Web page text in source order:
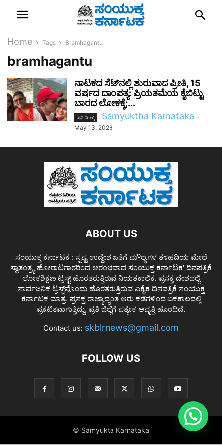
Home Tags Bramhagantu
bramhagantu
​ನಾಟಕದ ಸೆಟ್‌ನಲ್ಲಿ ಶುರುವಾದ ಪ್ರೀತಿ, 15
ವರ್ಷದ ದಾಂಪತ್ಯ: ಪ್ರಿಯತಮೆಯ ಕೈಬಿಟ್ಟು
ಬಾರದ ಲೋಕಕ್ಕೆ;...
ಸಿನಿ ಮಿಲ್ಸ್ Samyuktha Karnataka -
May 13, 2026
ABOUT US
ಸಂಯುಕ್ತ ಕರ್ನಾಟಕ : ಸ್ಪಷ್ಟ ಉದ್ದೇಶ ಜತೆಗೆ ಮೌಲ್ಯಗಳ ತಳಹದಿಯ ಮೇಲೆ
ಸ್ವಾತಂತ್ರ್ಯ ಹೋರಾಟಗಾರರಿಂದ ಆರಂಭವಾದ ಸಂಯುಕ್ತ ಕರ್ನಾಟಕ' ದಿನಪತ್ರಿಕೆ
ಲೋಕಶಿಕ್ಷಣ ಟ್ರಸ್ಟ್ ಹೊರತರುತ್ತಿರುವ ನಿಯತಕಾಲಿಕ. ಪ್ರಸಕ್ತ ದೇಶದಲ್ಲಿ
ಸಾರ್ವಜನಿಕ ಟ್ರಸ್ಟ್‌ವೊಂದು ಹೊರತರುತ್ತಿರುವ ಏಕೈಕ ದಿನಪತ್ರಿಕೆ ಸಂಯುಕ್ತ
ಕರ್ನಾಟಕ ಮಾತ್ರ. ಪ್ರಸಕ್ತ ರಾಜ್ಯಾದ್ಯಂತ ಆರು ಕಡೆಗಳಿಂದ ಏಕಕಾಲದಲ್ಲಿ
ಪ್ರಕಟಿತವಾಗುತ್ತಿದ್ದು, ಪ್ರತಿ ಜಿಲ್ಲೆಗೆ ಪತ್ಯೇಕ ಆವೃತ್ತಿ ಹೊಂದಿದೆ.
Contact us: skblrnews@gmail.com
FOLLOW US
© Samyukta Karnataka